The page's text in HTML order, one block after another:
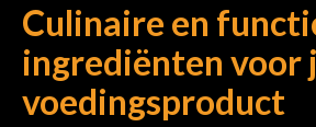
Culinaire en
ingrediënten voor
voedingsproduct